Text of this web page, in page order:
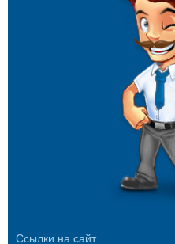
Ссылки на сайт